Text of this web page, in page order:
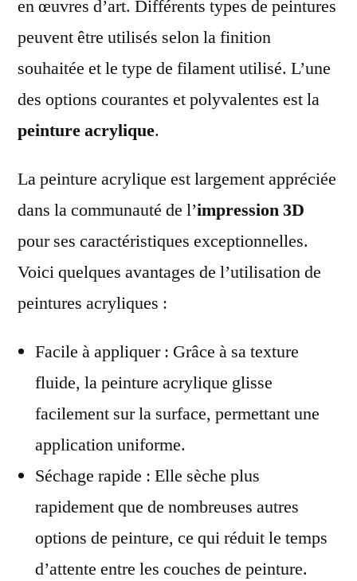
en œuvres d’art. Différents types de peintures
peuvent être utilisés selon la finition
souhaitée et le type de filament utilisé. L’une
des options courantes et polyvalentes est la
peinture acrylique.
La peinture acrylique est largement appréciée
dans la communauté de l’impression 3D
pour ses caractéristiques exceptionnelles.
Voici quelques avantages de l’utilisation de
peintures acryliques :
Facile à appliquer : Grâce à sa texture
fluide, la peinture acrylique glisse
facilement sur la surface, permettant une
application uniforme.
Séchage rapide : Elle sèche plus
rapidement que de nombreuses autres
options de peinture, ce qui réduit le temps
d’attente entre les couches de peinture.